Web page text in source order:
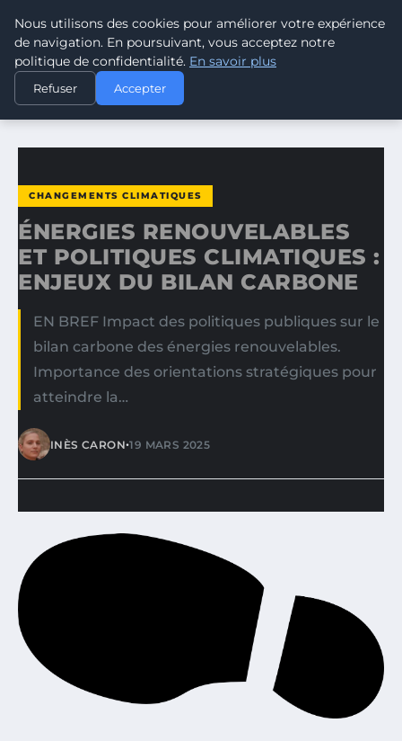
CLIMATE GUARDIAN
ACCUEIL
CHANGEMENTS CLIMATIQUES
ÉNERGIES RENOUVELABLES ET POLITIQUES CLIMATIQUES…
CHANGEMENTS CLIMATIQUES
ÉNERGIES RENOUVELABLES
ET POLITIQUES CLIMATIQUES :
ENJEUX DU BILAN CARBONE
EN BREF Impact des politiques publiques sur le
bilan carbone des énergies renouvelables.
Importance des orientations stratégiques pour
atteindre la…
INÈS CARON•19 MARS 2025
Nous utilisons des cookies pour améliorer votre expérience
de navigation. En poursuivant, vous acceptez notre
politique de confidentialité. En savoir plus
Refuser Accepter